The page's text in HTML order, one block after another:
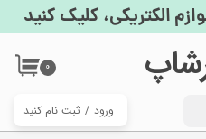
ورود / ثبت نام کنید
۰
الکتریکی، کلیک کنید